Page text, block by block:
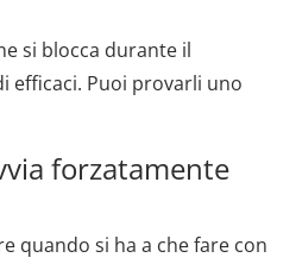
si blocca durante il
efficaci. Puoi provarli uno
forzatamente
quando si ha a che fare con